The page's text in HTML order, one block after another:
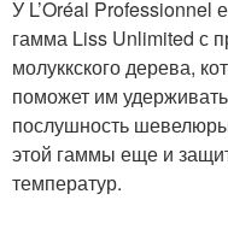
У L’Oréal Professionnel
гамма Liss Unlimited с
молуккского дерева,
поможет им
послушность
этой гаммы еще и
температур.